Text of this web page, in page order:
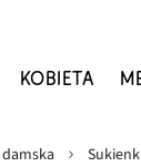
KOBIETA